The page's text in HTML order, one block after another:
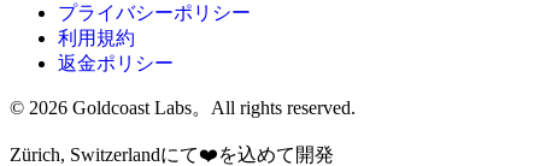
プライバシーポリシー
利用規約
返金ポリシー
© 2026 Goldcoast Labs。All rights reserved.
Zürich, Switzerlandにて❤️を込めて開発